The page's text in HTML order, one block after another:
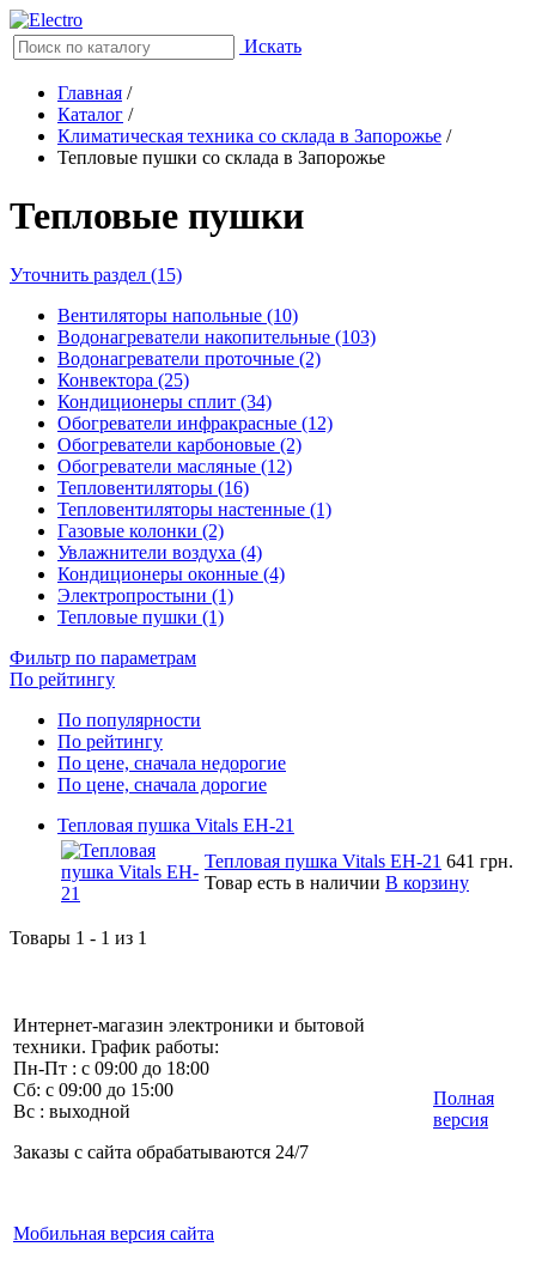
Искать
Главная /
Каталог /
Климатическая техника со склада в Запорожье /
Тепловые пушки со склада в Запорожье
Тепловые пушки
Уточнить раздел (15)
Вентиляторы напольные (10)
Водонагреватели накопительные (103)
Водонагреватели проточные (2)
Конвектора (25)
Кондиционеры сплит (34)
Обогреватели инфракрасные (12)
Обогреватели карбоновые (2)
Обогреватели масляные (12)
Тепловентиляторы (16)
Тепловентиляторы настенные (1)
Газовые колонки (2)
Увлажнители воздуха (4)
Кондиционеры оконные (4)
Электропростыни (1)
Тепловые пушки (1)
Фильтр по параметрам
По рейтингу
По популярности
По рейтингу
По цене, сначала недорогие
По цене, сначала дорогие
Тепловая пушка Vitals EH-21
Тепловая пушка Vitals EH-21 641 грн.
Товар есть в наличии В корзину
Товары 1 - 1 из 1
Интернет-магазин электроники и бытовой
техники. График работы:
Пн-Пт : с 09:00 до 18:00
Сб: с 09:00 до 15:00
Вс : выходной
Заказы с сайта обрабатываются 24/7
Мобильная версия сайта
Полная
версия